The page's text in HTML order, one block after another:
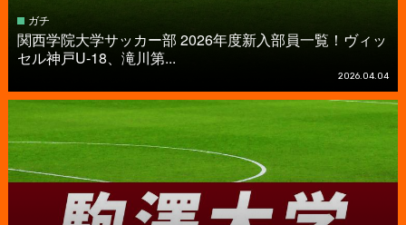
ガチ
関西学院大学サッカー部 2026年度新入部員一覧！ヴィッ
セル神戸U-18、滝川第...
2026.04.04